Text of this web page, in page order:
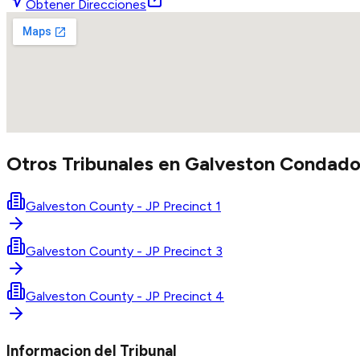
Obtener Direcciones
Otros Tribunales en Galveston Condado
Galveston County - JP Precinct 1
Galveston County - JP Precinct 3
Galveston County - JP Precinct 4
Informacion del Tribunal